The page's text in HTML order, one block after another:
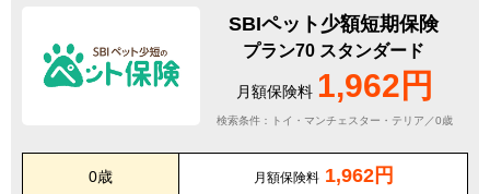
SBIペット少額短期保険
プラン70 スタンダード
月額保険料 1,962円
検索条件：トイ・マンチェスター・テリア／0歳
0歳 月額保険料 1,962円